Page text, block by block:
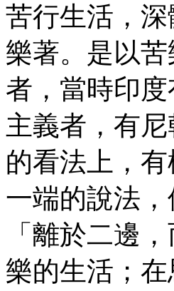
苦行生活，
樂著。是以
者，當時印
主義者，有
的看法上，
一端的說法
「離於二邊
樂的生活；